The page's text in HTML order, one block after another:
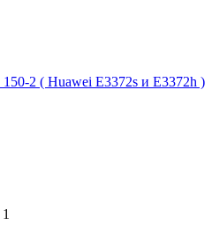
2 ( Huawei E3372s и E3372h )